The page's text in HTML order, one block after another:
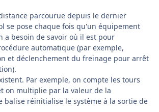
parcourue depuis le dernier
se pose chaque fois qu'un équipement
a besoin de savoir où il est pour
automatique (par exemple,
et déclenchement du freinage pour arrêt
Par exemple, on compte les tours
on multiplie par la valeur de la
balise réinitialise le système à la sortie de